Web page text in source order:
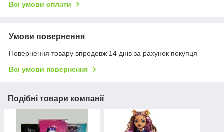
Всі умови оплати
Умови повернення
Повернення товару впродовж 14 днів за рахунок покупця
Всі умови повернення
Подібні товари компанії